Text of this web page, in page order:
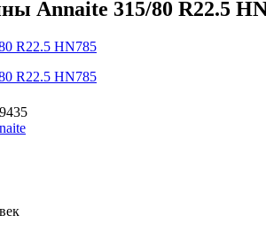
Annaite 315/80 R22.5